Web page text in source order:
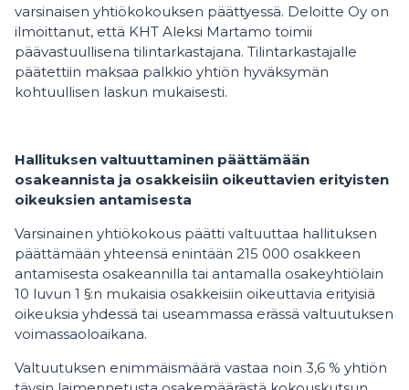
varsinaisen yhtiökokouksen päättyessä. Deloitte Oy on
ilmoittanut, että KHT Aleksi Martamo toimii
päävastuullisena tilintarkastajana. Tilintarkastajalle
päätettiin maksaa palkkio yhtiön hyväksymän
kohtuullisen laskun mukaisesti.
Hallituksen valtuuttaminen päättämään
osakeannista ja osakkeisiin oikeuttavien erityisten
oikeuksien antamisesta
Varsinainen yhtiökokous päätti valtuuttaa hallituksen
päättämään yhteensä enintään 215 000 osakkeen
antamisesta osakeannilla tai antamalla osakeyhtiölain
10 luvun 1 §:n mukaisia osakkeisiin oikeuttavia erityisiä
oikeuksia yhdessä tai useammassa erässä valtuutuksen
voimassaoloaikana.
Valtuutuksen enimmäismäärä vastaa noin 3,6 % yhtiön